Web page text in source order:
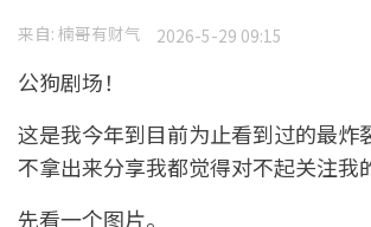
来自: 楠哥有财气 2026-5-29 09:15
公狗剧场！
这是我今年到目前为止看到过的最炸
不拿出来分享我都觉得对不起关注我
先看一个图片。